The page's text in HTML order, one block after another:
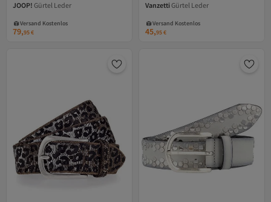
JOOP! Gürtel Leder
Versand Kostenlos
Versand Kostenlos
79,95€
VanzettiGürtel Leder
Versand Kostenlos
Versand Kostenlos
45,95€